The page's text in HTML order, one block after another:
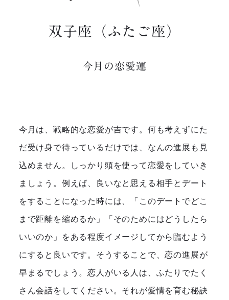
双子座（ふたご座）
今月の恋愛運
今月は、戦略的な恋愛が吉です。何も考えずにた
だ受け身で待っているだけでは、なんの進展も見
込めません。しっかり頭を使って恋愛をしていき
ましょう。例えば、良いなと思える相手とデート
をすることになった時には、「このデートでどこ
まで距離を縮めるか」「そのためにはどうしたら
いいのか」をある程度イメージしてから臨むよう
にすると良いです。そうすることで、恋の進展が
早まるでしょう。恋人がいる人は、ふたりでたく
さん会話をしてください。それが愛情を育む秘訣